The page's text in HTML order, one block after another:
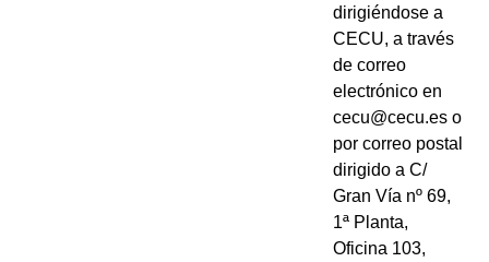
dirigiéndose a
CECU, a través
de correo
electrónico en
cecu@cecu.es o
por correo postal
dirigido a C/
Gran Vía nº 69,
1ª Planta,
Oficina 103,